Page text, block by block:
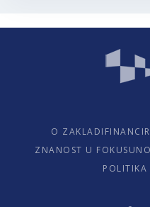
O ZAKLADI
ZNANOST U FOKUSU
POLITIKA